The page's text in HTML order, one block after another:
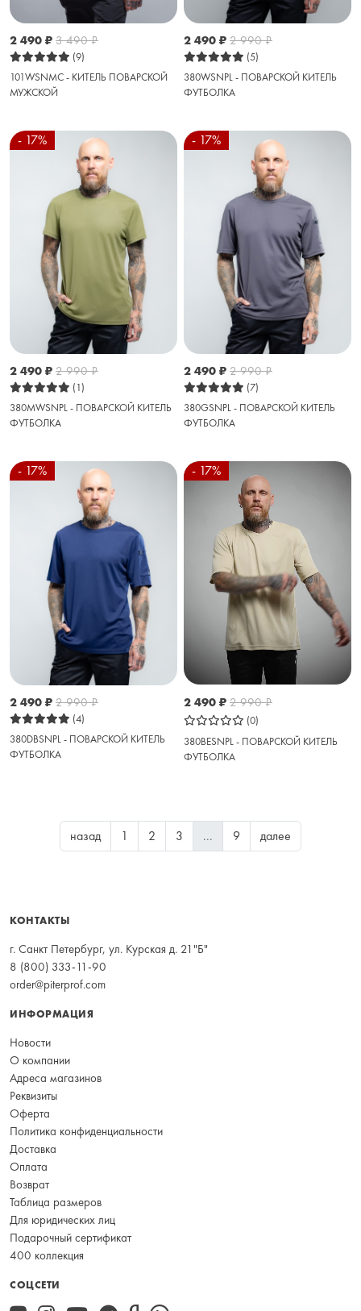
2 490 ₽ 3 490₽
(9)
101WSNMC - КИТЕЛЬ ПОВАРСКОЙ
МУЖСКОЙ
2 490 ₽ 2 990₽
(5)
380WSNPL - ПОВАРСКОЙ КИТЕЛЬ
ФУТБОЛКА
- 17%
2 490 ₽ 2 990₽
(1)
380MWSNPL - ПОВАРСКОЙ КИТЕЛЬ
ФУТБОЛКА
- 17%
2 490 ₽ 2 990₽
(7)
380GSNPL - ПОВАРСКОЙ КИТЕЛЬ
ФУТБОЛКА
- 17%
2 490 ₽ 2 990₽
(4)
380DBSNPL - ПОВАРСКОЙ КИТЕЛЬ
ФУТБОЛКА
- 17%
2 490 ₽ 2 990₽
(0)
380BESNPL - ПОВАРСКОЙ КИТЕЛЬ
ФУТБОЛКА
назад 1 2 3 ... 9 далее
КОНТАКТЫ
г. Санкт Петербург, ул. Курская д. 21"Б"
8 (800) 333-11-90
order@piterprof.com
ИНФОРМАЦИЯ
Новости
О компании
Адреса магазинов
Реквизиты
Оферта
Политика конфиденциальности
Доставка
Оплата
Возврат
Таблица размеров
Для юридических лиц
Подарочный сертификат
400 коллекция
СОЦСЕТИ